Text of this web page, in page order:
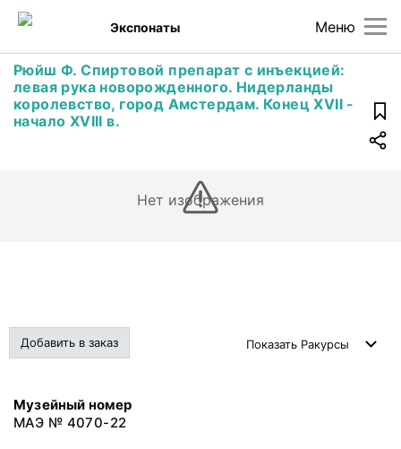
Меню
Экспонаты
Рюйш Ф. Спиртовой препарат с инъекцией:
левая рука новорожденного. Нидерланды
королевство, город Амстердам. Конец ХVII -
начало XVIII в.
Нет изображения
Добавить в заказ Показать Ракурсы
Музейный номер
МАЭ № 4070-22